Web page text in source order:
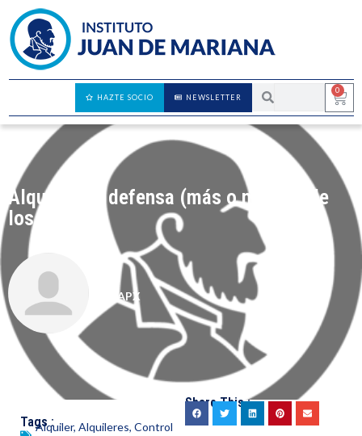
0
NEWSLETTER
HAZTE SOCIO
Alquiler: en defensa (más o menos) de
los caseros
CAPX
Tags :
Alquiler, Alquileres, Control
Share This :